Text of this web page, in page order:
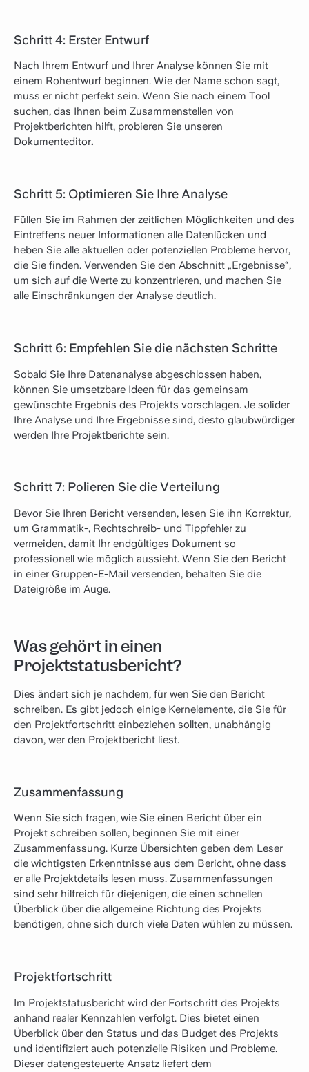
Schritt 4: Erster Entwurf
Nach Ihrem Entwurf und Ihrer Analyse können Sie mit
einem Rohentwurf beginnen. Wie der Name schon sagt,
muss er nicht perfekt sein. Wenn Sie nach einem Tool
suchen, das Ihnen beim Zusammenstellen von
Projektberichten hilft, probieren Sie unseren
Dokumenteditor.
Schritt 5: Optimieren Sie Ihre Analyse
Füllen Sie im Rahmen der zeitlichen Möglichkeiten und des
Eintreffens neuer Informationen alle Datenlücken und
heben Sie alle aktuellen oder potenziellen Probleme hervor,
die Sie finden. Verwenden Sie den Abschnitt „Ergebnisse“,
um sich auf die Werte zu konzentrieren, und machen Sie
alle Einschränkungen der Analyse deutlich.
Schritt 6: Empfehlen Sie die nächsten Schritte
Sobald Sie Ihre Datenanalyse abgeschlossen haben,
können Sie umsetzbare Ideen für das gemeinsam
gewünschte Ergebnis des Projekts vorschlagen. Je solider
Ihre Analyse und Ihre Ergebnisse sind, desto glaubwürdiger
werden Ihre Projektberichte sein.
Schritt 7: Polieren Sie die Verteilung
Bevor Sie Ihren Bericht versenden, lesen Sie ihn Korrektur,
um Grammatik-, Rechtschreib- und Tippfehler zu
vermeiden, damit Ihr endgültiges Dokument so
professionell wie möglich aussieht. Wenn Sie den Bericht
in einer Gruppen-E-Mail versenden, behalten Sie die
Dateigröße im Auge.
Was gehört in einen
Projektstatusbericht?
Dies ändert sich je nachdem, für wen Sie den Bericht
schreiben. Es gibt jedoch einige Kernelemente, die Sie für
den Projektfortschritt einbeziehen sollten, unabhängig
davon, wer den Projektbericht liest.
Zusammenfassung
Wenn Sie sich fragen, wie Sie einen Bericht über ein
Projekt schreiben sollen, beginnen Sie mit einer
Zusammenfassung. Kurze Übersichten geben dem Leser
die wichtigsten Erkenntnisse aus dem Bericht, ohne dass
er alle Projektdetails lesen muss. Zusammenfassungen
sind sehr hilfreich für diejenigen, die einen schnellen
Überblick über die allgemeine Richtung des Projekts
benötigen, ohne sich durch viele Daten wühlen zu müssen.
Projektfortschritt
Im Projektstatusbericht wird der Fortschritt des Projekts
anhand realer Kennzahlen verfolgt. Dies bietet einen
Überblick über den Status und das Budget des Projekts
und identifiziert auch potenzielle Risiken und Probleme.
Dieser datengesteuerte Ansatz liefert dem